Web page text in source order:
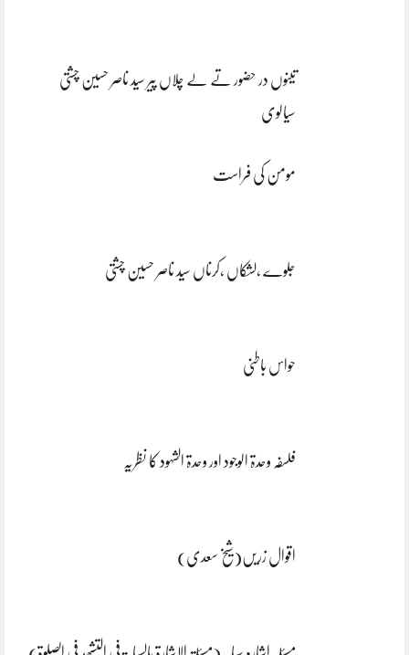
تینوں در حضور تے لے چلاں پیر سید ناصر حسین چشتی
سیالوی
مومن کی فراست
جلوے ،لشکاں ،کرناں سید ناصر حسین چشتی
حواس باطنی
فلسفہ وحدۃ الوجود اور وحدۃ الشہود کا نظریہ
اقوال زریں(شیخ سعدی)
مسئلہ اشارہ سبابہ(مسئلۃ الاشارۃ بالسبابۃ فی التشھد فی الصلوۃ)